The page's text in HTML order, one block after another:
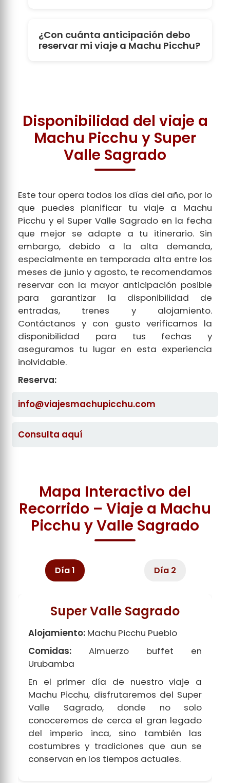
¿Con cuánta anticipación debo
reservar mi viaje a Machu Picchu?
Disponibilidad del viaje a
Machu Picchu y Super
Valle Sagrado
Este tour opera todos los días del año, por lo
que puedes planificar tu viaje a Machu
Picchu y el Super Valle Sagrado en la fecha
que mejor se adapte a tu itinerario. Sin
embargo, debido a la alta demanda,
especialmente en temporada alta entre los
meses de junio y agosto, te recomendamos
reservar con la mayor anticipación posible
para garantizar la disponibilidad de
entradas, trenes y alojamiento.
Contáctanos y con gusto verificamos la
disponibilidad para tus fechas y
aseguramos tu lugar en esta experiencia
inolvidable.
Reserva:
info@viajesmachupicchu.com
Consulta aquí
Mapa Interactivo del
Recorrido – Viaje a Machu
Picchu y Valle Sagrado
Día 1 Día 2
Super Valle Sagrado
Alojamiento: Machu Picchu Pueblo
Comidas: Almuerzo buffet en
Urubamba
En el primer día de nuestro viaje a
Machu Picchu, disfrutaremos del Super
Valle Sagrado, donde no solo
conoceremos de cerca el gran legado
del imperio inca, sino también las
costumbres y tradiciones que aun se
conservan en los tiempos actuales.